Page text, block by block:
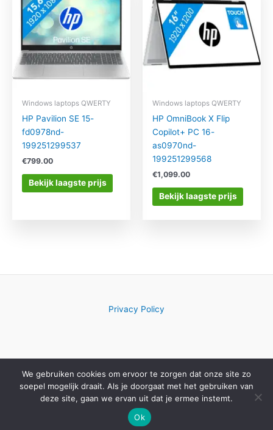
Windows laptops QWERTY
HP Pavilion SE 15-
fd0978nd-
199251299537
€799.00
Bekijk laagste prijs
Windows laptops QWERTY
HP OmniBook X Flip
Copilot+ PC 16-
as0970nd-
199251299568
€1,099.00
Bekijk laagste prijs
Privacy Policy
Copyright © 2026 Computerwinkelkeuze.nl
We gebruiken cookies om ervoor te zorgen dat onze site zo
soepel mogelijk draait. Als je doorgaat met het gebruiken van
deze site, gaan we ervan uit dat je ermee instemt.
Ok